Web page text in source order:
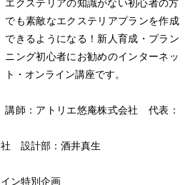
エクステリアの知識がない初心者の方
でも素敵なエクステリアプランを作成
できるようになる！新人育成・プラン
ニング初心者にお勧めのインターネッ
ト・オンライン講座です。
講師：アトリエ悠庵株式会社 代表：
社 設計部：酒井真生
ン特別企画